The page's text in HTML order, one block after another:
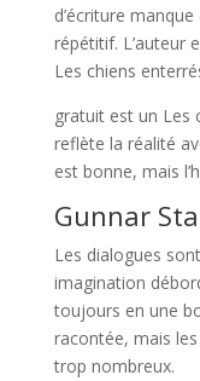
d’écriture
répétitif. L’auteur
Les chiens
gratuit est un Les
reflète la réalité
est bonne, mais
Gunnar
Les dialogues
imagination
toujours en une
racontée, mais
trop nombreux.